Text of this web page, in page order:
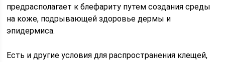
предрасполагает к блефариту путем создания среды
на коже, подрывающей здоровье дермы и
эпидермиса.
Есть и другие условия для распространения клещей,